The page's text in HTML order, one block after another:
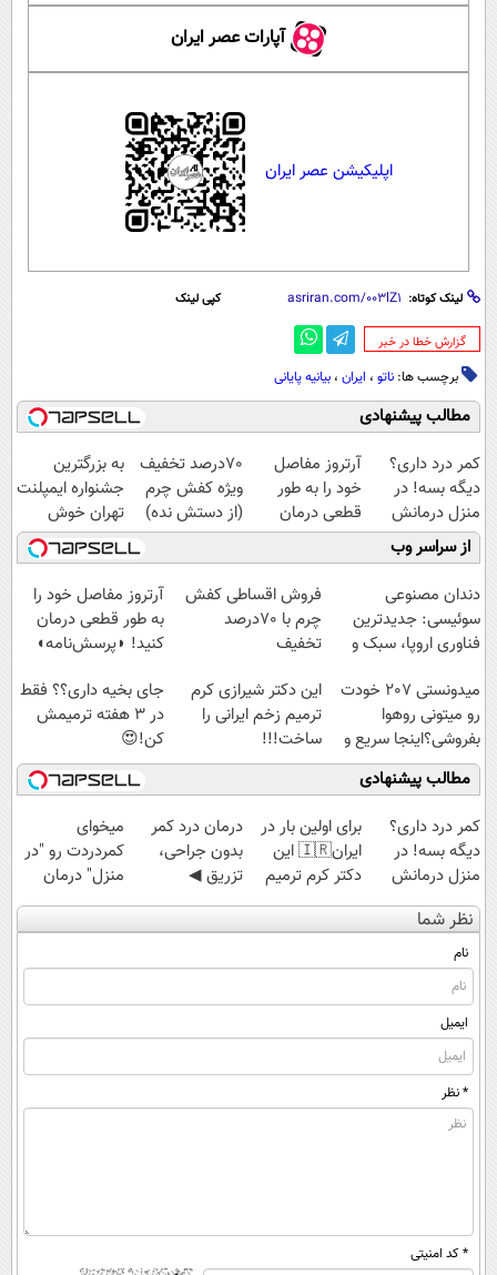
آپارات عصر ایران
اپلیکیشن عصر ایران
لینک کوتاه: کپی لینک
‌گزارش خطا در خبر
برچسب ها: ناتو ، ایران ، بیانیه پایانی
مطالب پیشنهادی
کمر درد داری؟
دیگه بسه! در
منزل درمانش
کن
(◀پرسش‌نامه)
آرتروز مفاصل
خود را به طور
قطعی درمان
کنید!
◗پرسش‌نامه◖
70درصد تخفیف
ویژه کفش چرم
(از دستش نده)
به بزرگترین
جشنواره ایمپلنت
تهران خوش
اومدید! | فقط
۲۵ میلیون !
از سراسر وب
دندان مصنوعی
سوئیسی: جدیدترین
فناوری اروپا، سبک و
قسطی
فروش اقساطی کفش
چرم با 70درصد
تخفیف
آرتروز مفاصل خود را
به طور قطعی درمان
کنید! ◗پرسش‌نامه◖
میدونستی 207 خودت
رو میتونی روهوا
بفروشی؟اینجا سریع و
راحت بفروش
این دکتر شیرازی کرم
ترمیم زخم ایرانی را
ساخت!!!
جای بخیه داری؟؟ فقط
در 3 هفته ترمیمش
کن!😍
مطالب پیشنهادی
کمر درد داری؟
دیگه بسه! در
منزل درمانش
کن
(◀پرسش‌نامه)
برای اولین بار در
ایران🇮🇷 این
دکتر کرم ترمیم
کننده 23 روزه
ساخت!
درمان درد کمر
بدون جراحی،
تزریق ◀
پرسش‌نامه رو پر
کن ▶
میخوای
کمردردت رو "در
منزل" درمان
کنی؟ (◂فیلم +
◂پرسش‌نامه)
نظر شما
نام
ایمیل
* نظر
* کد امنیتی